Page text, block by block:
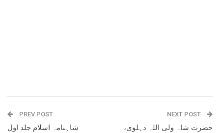
PREV POST
شاہنامہ اسلام جلد اول
NEXT POST
حضرت شاہ ولی اللہ دہلوی،